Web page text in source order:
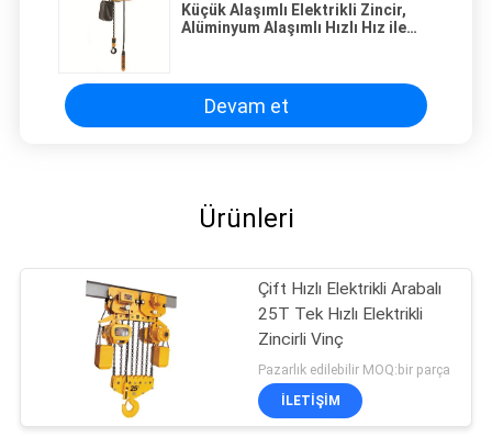
Küçük Alaşımlı Elektrikli Zincir,
Alüminyum Alaşımlı Hızlı Hız ile
Devam et
Ürünleri
Çift Hızlı Elektrikli Arabalı
25T Tek Hızlı Elektrikli
Zincirli Vinç
Pazarlık edilebilir MOQ:bir parça
ILETIŞIM